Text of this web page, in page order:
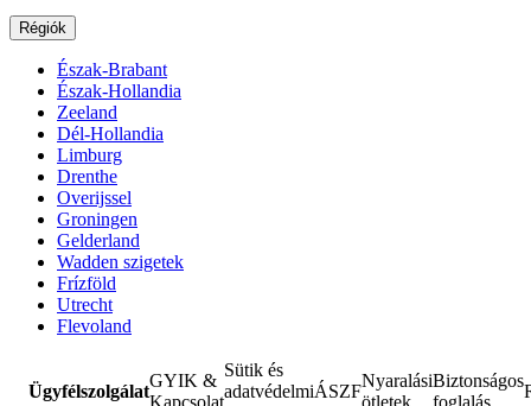
Régiók
Észak-Brabant
Észak-Hollandia
Zeeland
Dél-Hollandia
Limburg
Drenthe
Overijssel
Groningen
Gelderland
Wadden szigetek
Frízföld
Utrecht
Flevoland
Ügyfélszolgálat
GYIK &
Sütik és
adatvédelmiÁSZF
NyaralásiBiztonságos